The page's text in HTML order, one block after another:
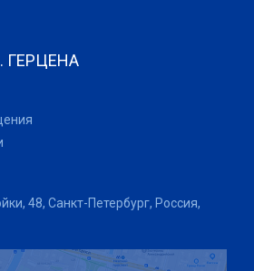
ГЕРЦЕНА
48, Санкт-Петербург, Россия,